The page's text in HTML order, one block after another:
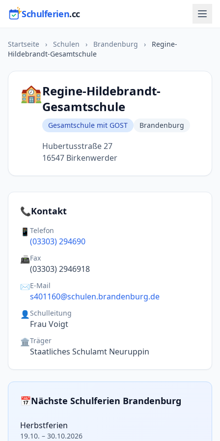
Schulferien.cc
Startseite › Schulen › Brandenburg ›
Regine-
Hildebrandt-Gesamtschule
🏫Regine-Hildebrandt-
Gesamtschule
Gesamtschule mit GOST Brandenburg
Hubertusstraße 27
16547 Birkenwerder
📞Kontakt
📱 Telefon
(03303) 294690
📠Fax
(03303) 2946918
✉️E-Mail
s401160@schulen.brandenburg.de
👤 Schulleitung
Frau Voigt
🏛️Träger
Staatliches Schulamt Neuruppin
📅Nächste Schulferien Brandenburg
Herbstferien
19.10. – 30.10.2026